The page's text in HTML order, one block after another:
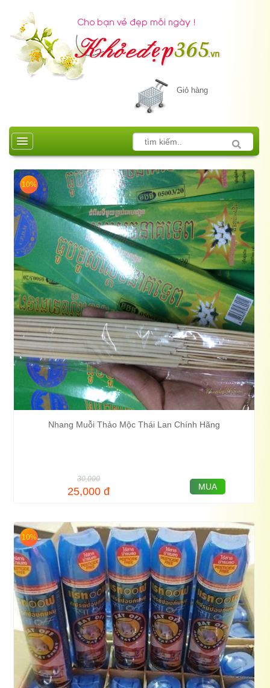
Giỏ hàng
10%
Nhang Muỗi Thảo Mộc Thái Lan Chính Hãng
30,000
25,000 đ MUA
10%